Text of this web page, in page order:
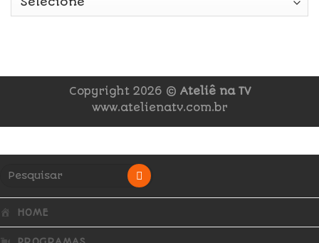
Copyright 2026 © Ateliê na TV
www.atelienatv.com.br
HOME